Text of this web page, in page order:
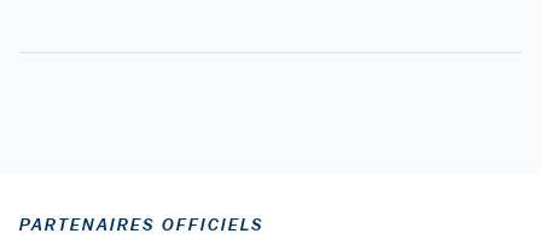
PARTENAIRES OFFICIELS